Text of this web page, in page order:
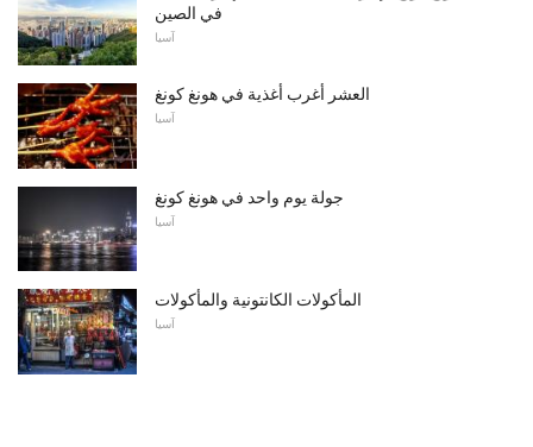
في الصين
آسيا
العشر أغرب أغذية في هونغ كونغ
آسيا
جولة يوم واحد في هونغ كونغ
آسيا
المأكولات الكانتونية والمأكولات
آسيا